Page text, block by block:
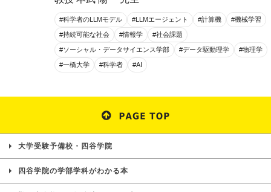
#科学者のLLMモデル #LLMエージェント #計算機 #機械学習
#持続可能な社会 #情報学 #社会課題
#ソーシャル・データサイエンス学部 #データ駆動理学 #物理学
#一橋大学 #科学者 #AI
大学受験予備校・四谷学院
四谷学院の学部学科がわかる本